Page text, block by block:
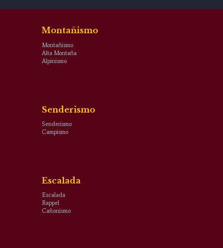
Montañismo
Montañismo
Alta Montaña
Alpinismo
Senderismo
Senderismo
Campismo
Escalada
Escalada
Rappel
Cañonismo